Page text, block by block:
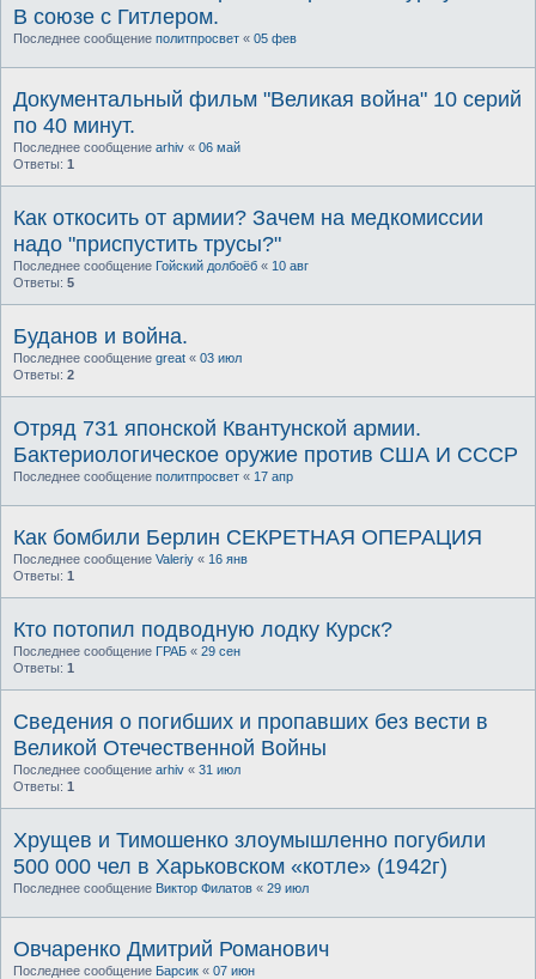
В союзе с Гитлером.
Последнее сообщение политпросвет « 05 фев
Документальный фильм "Великая война" 10 серий
по 40 минут.
Последнее сообщение arhiv « 06 май
Ответы: 1
Как откосить от армии? Зачем на медкомиссии
надо "приспустить трусы?"
Последнее сообщение Гойский долбоёб « 10 авг
Ответы: 5
Буданов и война.
Последнее сообщение great « 03 июл
Ответы: 2
Отряд 731 японской Квантунской армии.
Бактериологическое оружие против США И СССР
Последнее сообщение политпросвет « 17 апр
Как бомбили Берлин СЕКРЕТНАЯ ОПЕРАЦИЯ
Последнее сообщение Valeriy « 16 янв
Ответы: 1
Кто потопил подводную лодку Курск?
Последнее сообщение ГРАБ « 29 сен
Ответы: 1
Сведения о погибших и пропавших без вести в
Великой Отечественной Войны
Последнее сообщение arhiv « 31 июл
Ответы: 1
Хрущев и Тимошенко злоумышленно погубили
500 000 чел в Харьковском «котле» (1942г)
Последнее сообщение Виктор Филатов « 29 июл
Овчаренко Дмитрий Романович
Последнее сообщение Барсик « 07 июн